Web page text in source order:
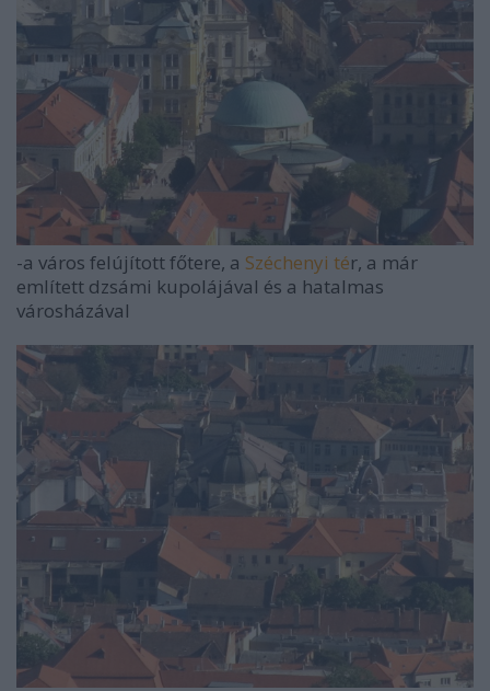
-a város felújított főtere, a Széchenyi tér, a már
említett dzsámi kupolájával és a hatalmas
városházával